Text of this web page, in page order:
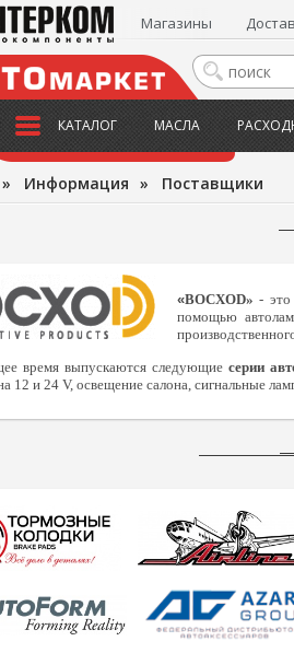
Магазины
КАТАЛОГ МАСЛА
» Информация » Поставщики
«BOCXOD» - это
помощью
время выпускаются следующие серии
12 и 24 V, освещение салона, сигнальные